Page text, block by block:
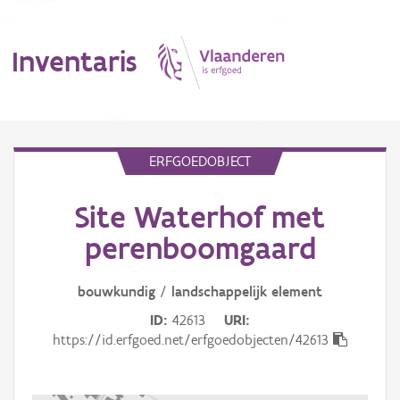
Inventaris
Erfgoedobject
Aanduidingsobject
Waarneming
ERFGOEDOBJECT
Site Waterhof met
perenboomgaard
bouwkundig / landschappelijk element
ID 42613
URI
https://id.erfgoed.net/erfgoedobjecten/42613